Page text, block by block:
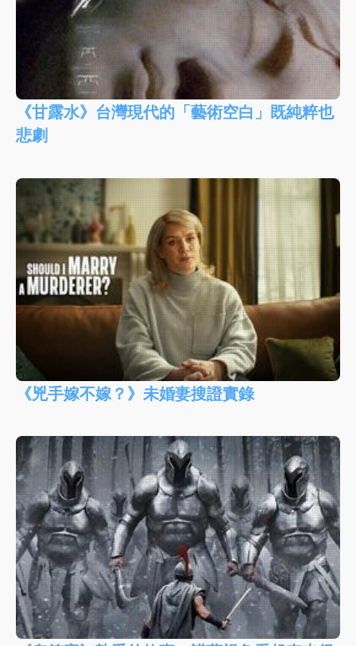
《甘露水》台灣現代的「藝術空白」既純粹也
悲劇
《兇手嫁不嫁？》未婚妻搜證實錄